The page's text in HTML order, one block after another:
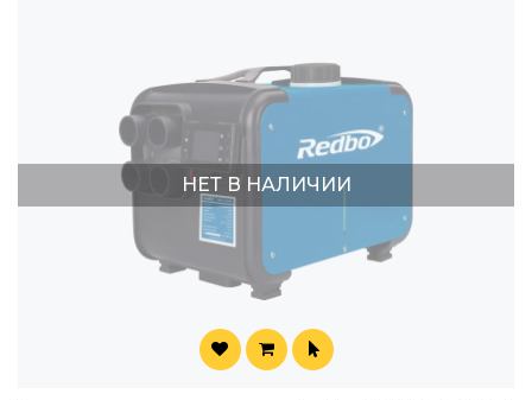
НЕТ В НАЛИЧИИ